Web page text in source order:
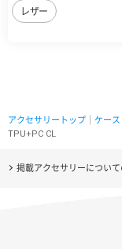
レザー
アクセサリートップ ケース
TPU+PC CL
掲載アクセサリーについ